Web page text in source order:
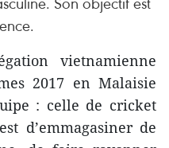
vietnamienne
2017 en Malaisie
: celle de cricket
d’emmagasiner de